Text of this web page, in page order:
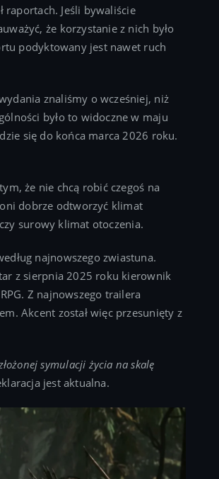
raportach. Jeśli bywaliście
że korzystanie z nich było
podyktowany jest nawet ruch
znaliśmy o wcześniej, niż
było to widoczne w maju
się do końca marca 2026 roku.
że nie chcą robić czegoś na
dobrze odtworzyć klimat
surowy klimat otoczenia.
najnowszego zwiastuna.
z sierpnia 2025 roku kierownik
Z najnowszego trailera
Akcent został więc przesunięty z
symulacji życia na skalę
jest aktualna.